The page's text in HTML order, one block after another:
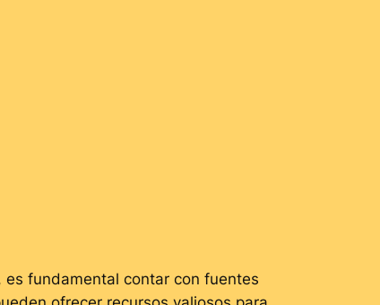
fundamental contar con fuentes